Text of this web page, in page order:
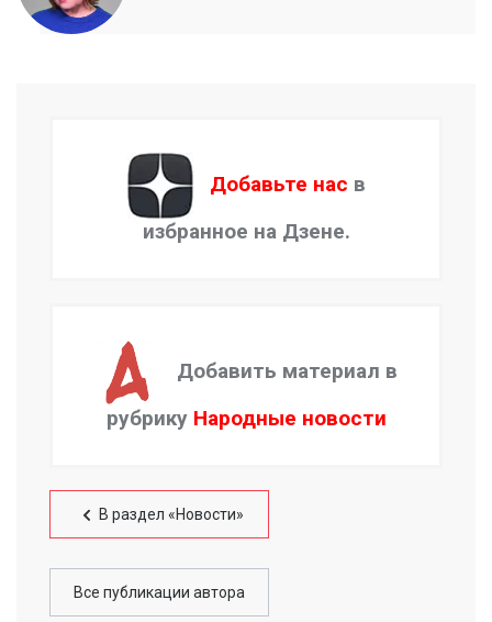
Добавьте нас в
избранное на Дзене.
Добавить материал в
рубрику Народные новости
В раздел «Новости»
Все публикации автора